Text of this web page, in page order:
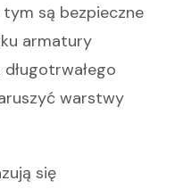
są bezpieczne
armatury
warstwy
się